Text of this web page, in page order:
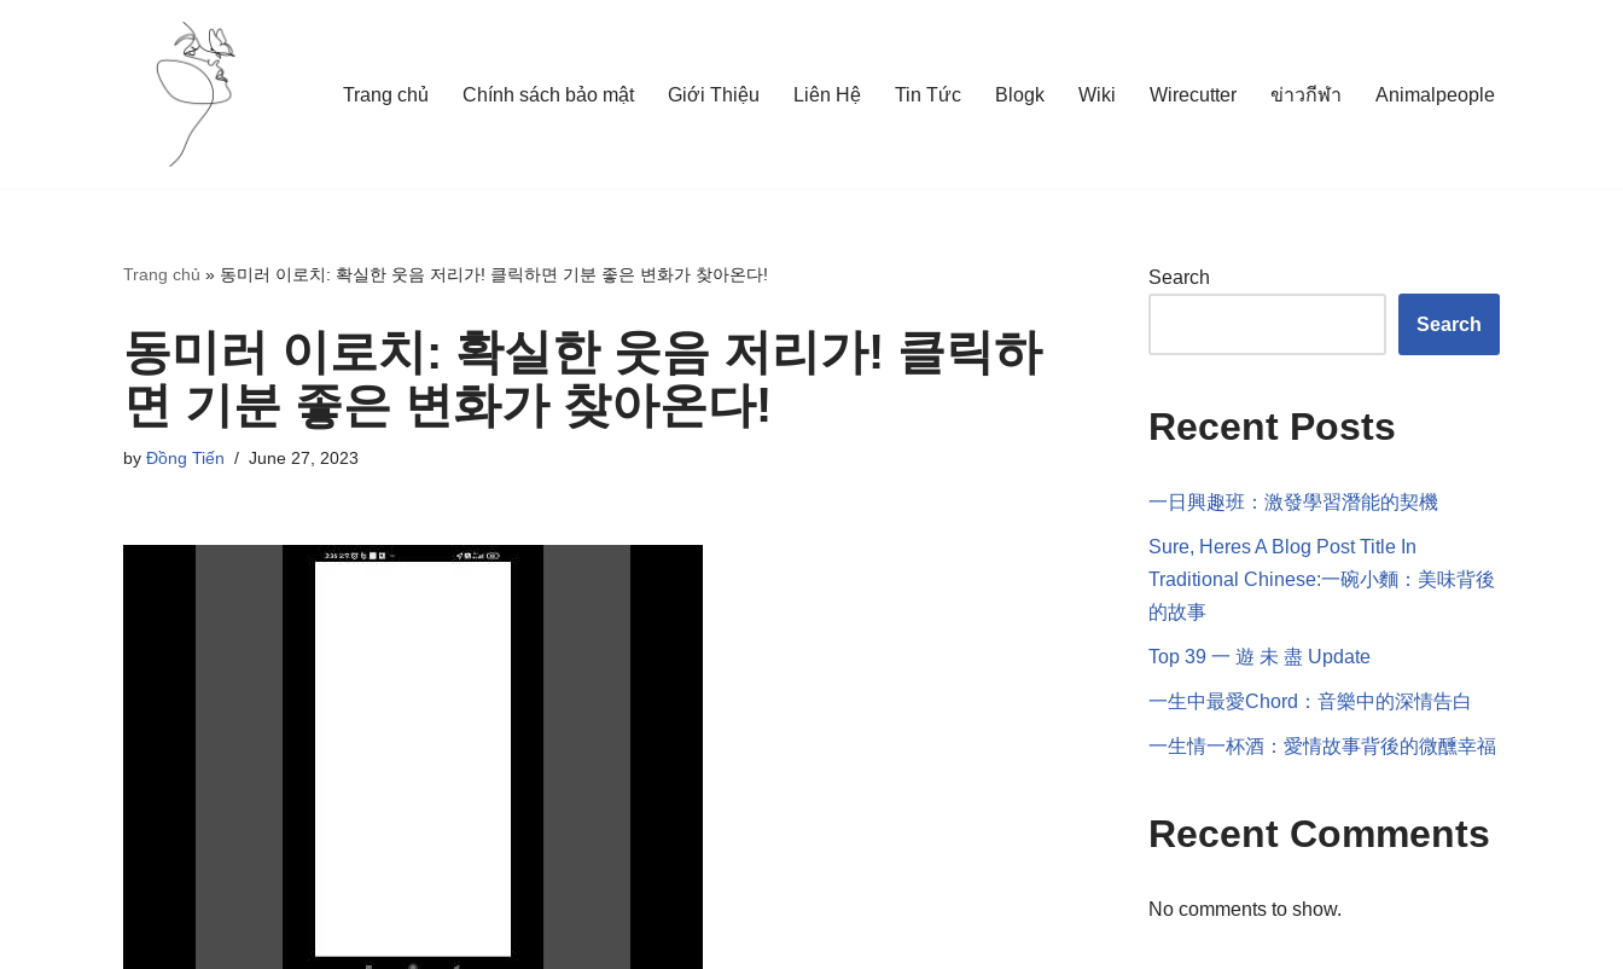
Trang chủ Chính sách bảo mật Giới Thiệu Liên Hệ Tin Tức Blogk Wiki Wirecutter ข่าวกีฬา Animalpeople
Trang chủ » 동미러 이로치: 확실한 웃음 저리가! 클릭하면 기분 좋은 변화가 찾아온다!
동미러 이로치: 확실한 웃음 저리가! 클릭하
면 기분 좋은 변화가 찾아온다!
by Đồng Tiến June 27, 2023
Search
Search
Recent Posts
一日興趣班：激發學習潛能的契機
Sure, Heres A Blog Post Title In
Traditional Chinese:一碗小麵：美味背後
的故事
Top 39 一 遊 未 盡 Update
一生中最愛Chord：音樂中的深情告白
一生情一杯酒：愛情故事背後的微醺幸福
Recent Comments
No comments to show.